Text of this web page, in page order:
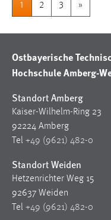
1 2 3 »
Ostbayerische
Hochschule Amberg-
Standort Amberg
Kaiser-Wilhelm-Ring 23
92224 Amberg
Tel +49 (9621) 482-0
Standort Weiden
Hetzenrichter Weg 15
92637 Weiden
Tel +49 (9621) 482-0